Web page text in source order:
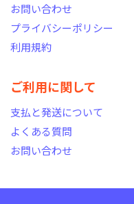
お問い合わせ
プライバシーポリシー
利用規約
ご利用に関して
支払と発送について
よくある質問
お問い合わせ